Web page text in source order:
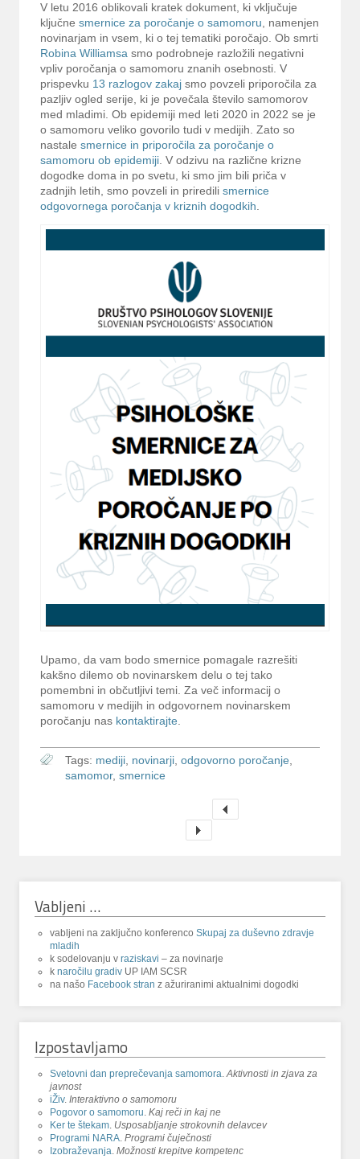
V letu 2016 oblikovali kratek dokument, ki vključuje
ključnesmernice za poročanje o samomoru , namenjen
novinarjam in vsem, ki o tej tematiki poročajo. Ob smrti
Robina Williamsa smo podrobneje razložili negativni
vpliv poročanja o samomoru znanih osebnosti. V
prispevku 13 razlogov zakaj smo povzeli priporočila za
pazljiv ogled serije, ki je povečala število samomorov
med mladimi. Ob epidemiji med leti 2020 in 2022 se je
o samomoru veliko govorilo tudi v medijih. Zato so
nastalesmernice in priporočila za poročanje o
samomoru ob epidemiji . V odzivu na različne krizne
dogodke doma in po svetu, ki smo jim bili priča v
zadnjih letih, smo povzeli in priredilismernice
odgovornega poročanja v kriznih dogodkih
Upamo, da vam bodo smernice pomagale razrešiti
kakšno dilemo ob novinarskem delu o tej tako
pomembni in občutljivi temi. Za več informacij o
samomoru v medijih in odgovornem novinarskem
poročanju nas kontaktirajte.
Tags: mediji novinarji ,odgovorno poročanje
samomor,smernice
Vabljeni …
vabljeni na zaključno konferencoSkupaj za duševno zdravje
mladih
k sodelovanju vraziskavi – za novinarje
knaročilu gradiv UP IAM SCSR
na našo Facebook stran z ažuriranimi aktualnimi dogodki
Izpostavljamo
Svetovni dan preprečevanja samomora.Aktivnosti in zjava za
javnost
iŽiv.Interaktivno o samomoru
Pogovor o samomoru.Kaj reči in kaj ne
Ker te štekam. Usposabljanje strokovnih delavcev
Programi NARA.Programi čuječnosti
Izobraževanja.Možnosti krepitve kompetenc